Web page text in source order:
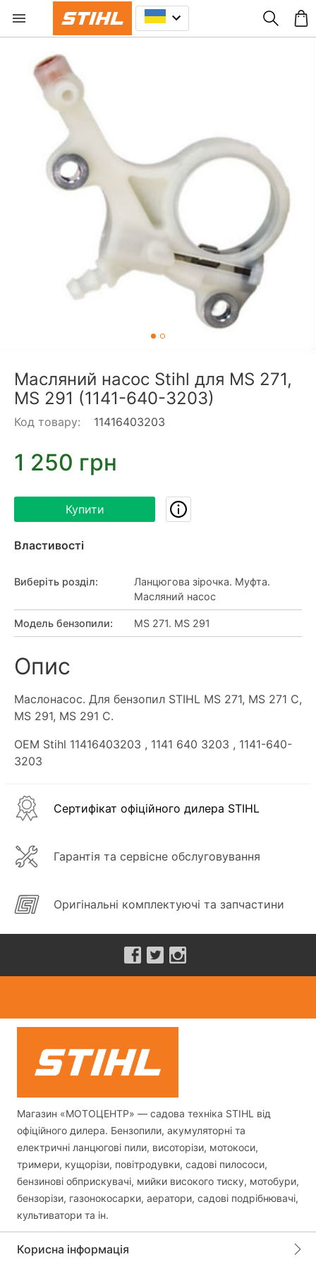
Масляний насос Stihl для MS 271,
MS 291 (1141-640-3203)
Код товару: 11416403203
1 250 грн
Купити
Властивості
Виберіть розділ:
Ланцюгова зірочка. Муфта.
Масляний насос
Модель бензопили: MS 271. MS 291
Опис
Маслонасос. Для бензопил STIHL MS 271, MS 271 C,
MS 291, MS 291 C.
OEM Stihl 11416403203 , 1141 640 3203 , 1141-640-
3203
Сертифікат офіційного дилера STIHL
Гарантія та сервісне обслуговування
Оригінальні комплектуючі та запчастини
Магазин «МОТОЦЕНТР» — садова техніка STIHL від
офіційного дилера. Бензопили, акумуляторні та
електричні ланцюгові пили, висоторізи, мотокоси,
тримери, кущорізи, повітродувки, садові пилососи,
бензинові обприскувачі, мийки високого тиску, мотобури,
бензорізи, газонокосарки, аератори, садові подрібнювачі,
культиватори та ін.
Корисна інформація